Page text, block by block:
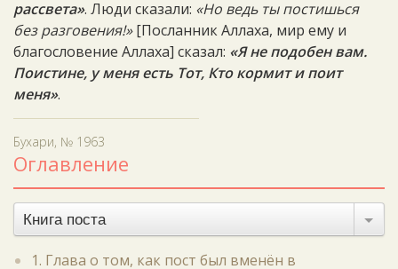
рассвета». Люди сказали: «Но ведь ты постишься
без разговения!»[Посланник Аллаха, мир ему и
благословение Аллаха] сказал: «Я не подобен вам.
Поистине, у меня есть Тот, Кто кормит и поит
меня».
Бухари, № 1963
Оглавление
Книга поста
1. Глава о том, как пост был вменён в